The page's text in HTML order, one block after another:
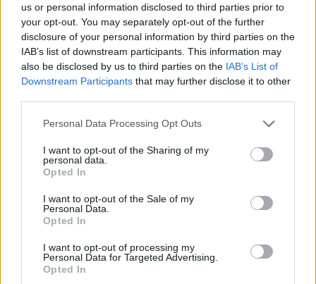
us or personal information disclosed to third parties prior to
your opt-out. You may separately opt-out of the further
disclosure of your personal information by third parties on the
IAB’s list of downstream participants. This information may
also be disclosed by us to third parties on the IAB’s List of
Downstream Participants that may further disclose it to other
Please note that this website/app uses one or more Google
not limited to your visit or usage behaviour. You may click to
grant or deny consent to Google and its third-party tags to
use your data for below specified purposes in below Google
consent section.
Personal Data Processing Opt Outs
I want to opt-out of the Sharing of my
personal data.
Opted In
I want to opt-out of the Sale of my
Personal Data.
Opted In
I want to opt-out of processing my
Personal Data for Targeted Advertising.
Opted In
Continue lendo
NÃO CLASSIFICADO
Tensões diplomáticas entre Brasil e Argentina: o que está em